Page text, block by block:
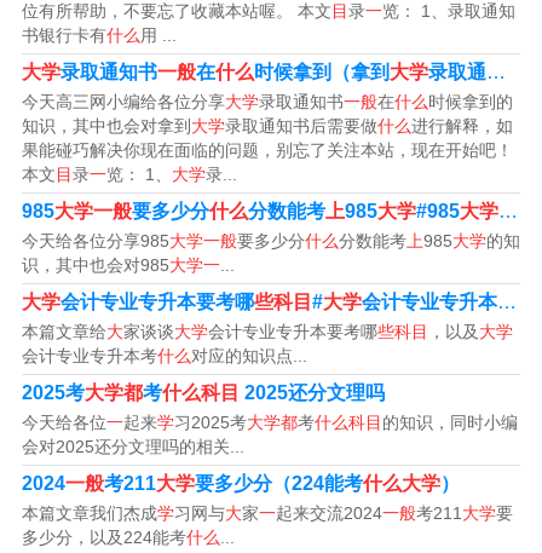
课，体育。
公共课又分为公共必修课和公共选修课，公共必修课包括
毛泽东思想概论、思想道德修养、体育、大学英语等，公
共选修课课程涉及各类专业，属非限制性，选够学分即
可。 专业课又分为专业基础课和专业主干课。
大学英语。大学计算机类专业课程：计算机基础、编程
（一般为C语言）。大学公共必修课：大学语文、高等数
学、大学英语、毛概、马哲、思修等课程。以上只是部分
课程，具体的课程安排可能因学校和专业不同而有所不
同。
大学公共必修课是指在大学阶段，所有学生都必须修习的
一些课程，旨在培养学生的综合素质和基础知识。
以上七大选修课程是比较常见的课程，每个高校根据自身
位有所帮助，不要忘了收藏本站喔。 本文目录一览： 1、录取通知
书银行卡有什么 用 ...
大学录取通知书一般在什么 时候拿到（拿到 大学录取通知书后需要做
今天高三网小编给各位分享大学录取通知书一般在什么时候拿到的
知识，其中也会对拿到 大学录取通知书后需要做什么进行解释，如
果能碰巧解决你现在面临的问题，别忘了关注本站，现在开始吧！
本文目录一览： 1、 大学录...
985大学一般要多少分什么分数能考 上985大学#985大学一般
今天给各位分享985大学一般要多少分什么分数能考 上985大学的知
识，其中也会对985大学一
大学会计专业专升本要考哪些科目 #大学会计专业专升本考
本篇文章给大家谈谈大学会计专业专升本要考哪些科目 ，以及大学
会计专业专升本考什么对应的知识点...
2025考大学都考什么科目 2025还分文理吗
今天给各位一起来学习2025考大学都考什么科目 的知识，同时小编
会对2025还分文理吗的相关...
2024一般考211大学要多少分（224能考什么大学）
本篇文章我们杰成学习网与大家一起来交流2024一般考211 大学要
多少分，以及224能考什么